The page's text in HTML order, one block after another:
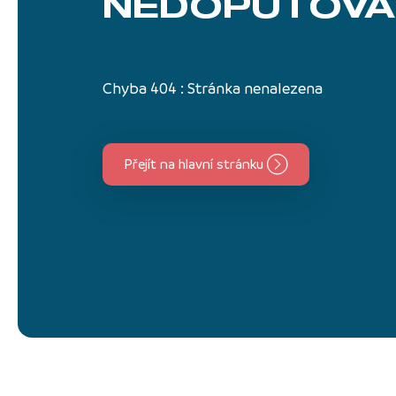
Chyba 404 : Stránka nenalezena
Přejít na hlavní stránku